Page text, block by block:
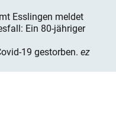
Esslingen meldet
Ein 80-jähriger
19 gestorben. ez